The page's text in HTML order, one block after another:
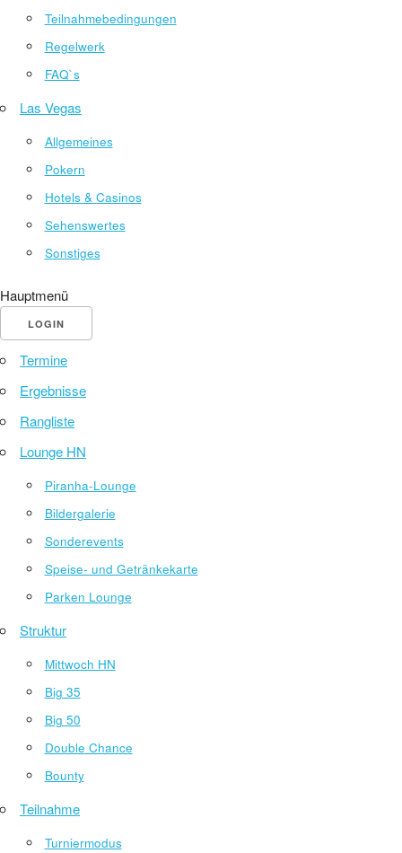
Teilnahmebedingungen
Regelwerk
FAQ`s
Las Vegas
Allgemeines
Pokern
Hotels & Casinos
Sehenswertes
Sonstiges
Hauptmenü
LOGIN
Termine
Ergebnisse
Rangliste
Lounge HN
Piranha-Lounge
Bildergalerie
Sonderevents
Speise- und Getränkekarte
Parken Lounge
Struktur
Mittwoch HN
Big 35
Big 50
Double Chance
Bounty
Teilnahme
Turniermodus